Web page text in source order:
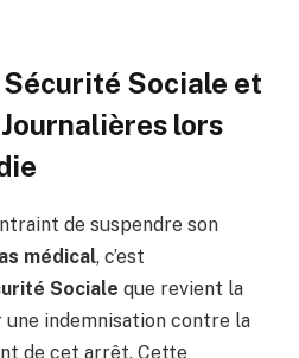
Sécurité Sociale et
lors
de suspendre son
médical, c’est
Sociale que revient la
une indemnisation contre la
de cet arrêt. Cette